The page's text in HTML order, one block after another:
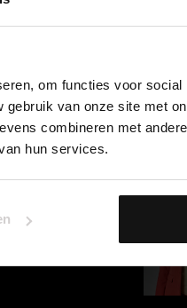
om functies voor
van onze site met
combineren met
hun services.